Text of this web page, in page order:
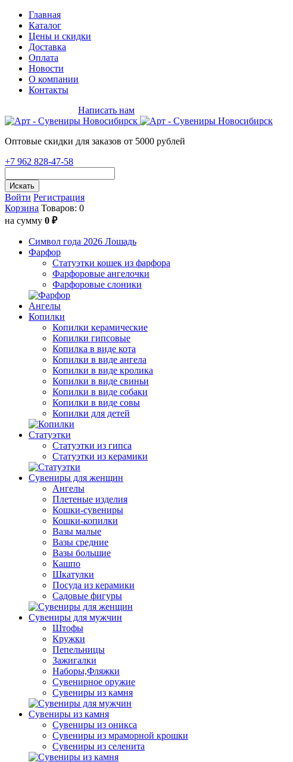
Главная
Каталог
Цены и скидки
Доставка
Оплата
Новости
О компании
Контакты
Написать нам
Оптовые скидки для заказов от 5000 рублей
+7 962 828-47-58
Искать
Войти Регистрация
Корзина Товаров: 0
на сумму 0 ₽
Символ года 2026 Лошадь
Фарфор
Статуэтки кошек из фарфора
Фарфоровые ангелочки
Фарфоровые слоники
Ангелы
Копилки
Копилки керамические
Копилки гипсовые
Копилка в виде кота
Копилки в виде ангела
Копилки в виде кролика
Копилки в виде свиньи
Копилки в виде собаки
Копилки в виде совы
Копилки для детей
Статуэтки
Статуэтки из гипса
Статуэтки из керамики
Сувениры для женщин
Ангелы
Плетеные изделия
Кошки-сувениры
Кошки-копилки
Вазы малые
Вазы средние
Вазы большие
Кашпо
Шкатулки
Посуда из керамики
Садовые фигуры
Сувениры для мужчин
Штофы
Кружки
Пепельницы
Зажигалки
Наборы,Фляжки
Сувенирное оружие
Сувениры из камня
Сувениры из камня
Сувениры из оникса
Сувениры из мраморной крошки
Сувениры из селенита